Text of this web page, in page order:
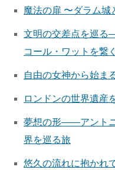
魔法の扉 〜ダラム城
文明の交差点を巡る
コール・ワットを繋
自由の女神から始ま
ロンドンの世界遺産
夢想の形――アント
界を巡る旅
悠久の流れに抱か